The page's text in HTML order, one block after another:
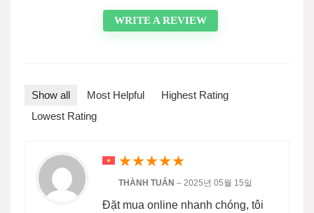
WRITE A REVIEW
Show all Most Helpful
Highest Rating
Lowest Rating
★★★★★
THÀNH TUẤN – 2025년 05월 15일
Đặt mua online nhanh chóng, tôi